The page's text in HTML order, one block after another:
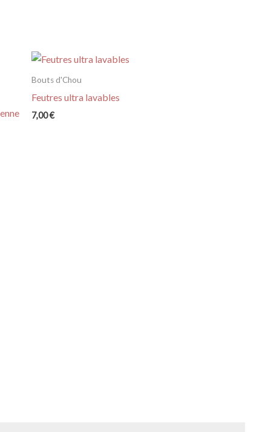
Bouts d'Chou
Feutres ultra lavables
7,00€